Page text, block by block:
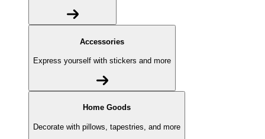
Accessories
Express yourself with stickers and more
Home Goods
Decorate with pillows, tapestries, and more